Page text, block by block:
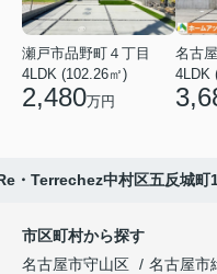
瀬戸市品野町４丁目
4LDK (102.26㎡)
2,480万円
4LDK
・Terrechez中村区五反城町
市区町村から探す
名古屋市守山区
名古屋市